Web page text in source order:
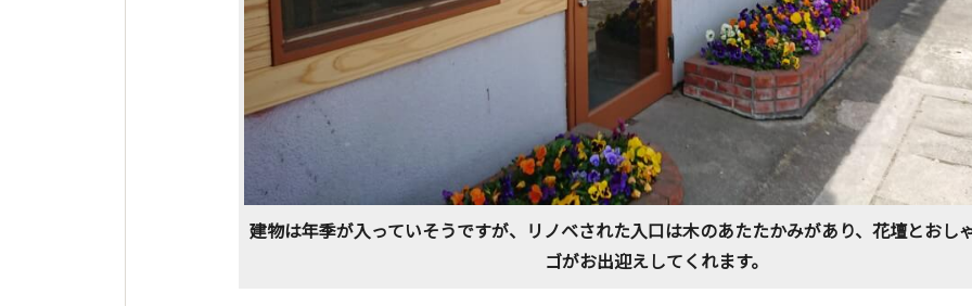
建物は年季が入っていそうですが、リノベされた入口は木のあたたかみがあり、花壇とおし
ゴがお出迎えしてくれます。